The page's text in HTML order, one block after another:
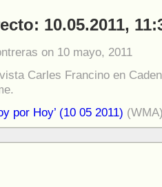
10.05.2011,
on 10 mayo, 2011
Carles Francino en
por Hoy’ (10 05 2011)